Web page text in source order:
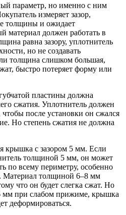
параметр, но именно с ним
измеряет зазор,
толщины и ожидает
материал должен работать в
равна зазору, уплотнитель
но не создавать
толщина слишком большая,
быстро потеряет форму или
пластины должна
сжатия. Уплотнитель должен
после установки он сжался
Но степень сжатия не должна
крышка с зазором 5 мм. Если
толщиной 5 мм, он может
по всему периметру, особенно
Материал толщиной 6–8 мм
что он будет слегка сжат. Но
мм при слабом прижиме, крышка
деформироваться.